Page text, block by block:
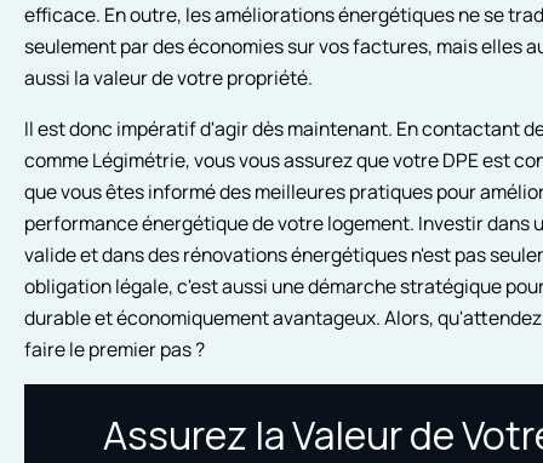
efficace. En outre, les améliorations énergétiques ne se
seulement par des économies sur vos factures, mais elles
aussi la valeur de votre propriété.
Il est donc impératif d'agir dès maintenant. En contactant
comme Légimétrie, vous vous assurez que votre DPE est
que vous êtes informé des meilleures pratiques pour
performance énergétique de votre logement. Investir dans
valide et dans des rénovations énergétiques n'est pas
obligation légale, c'est aussi une démarche stratégique
durable et économiquement avantageux. Alors,
faire le premier pas ?